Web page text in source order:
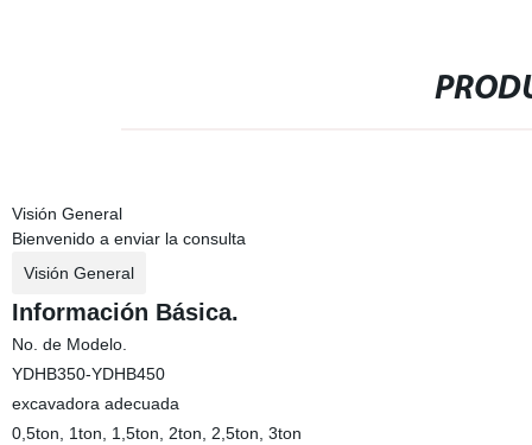
Visión General
Bienvenido a enviar la consulta
Visión General
Información Básica.
No. de Modelo.
YDHB350-YDHB450
excavadora adecuada
0,5ton, 1ton, 1,5ton, 2ton, 2,5ton, 3ton